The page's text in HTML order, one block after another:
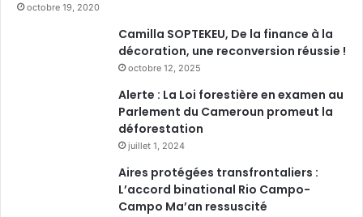
octobre 19, 2020
Camilla SOPTEKEU, De la finance à la
décoration, une reconversion réussie !
octobre 12, 2025
Alerte : La Loi forestière en examen au
Parlement du Cameroun promeut la
déforestation
juillet 1, 2024
Aires protégées transfrontaliers :
L’accord binational Rio Campo-
Campo Ma’an ressuscité